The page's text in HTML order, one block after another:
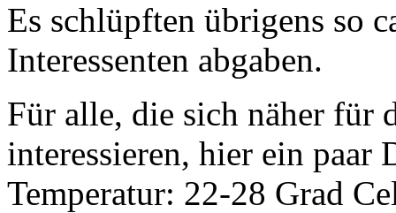
Es schlüpften übrigens so
Interessenten abgaben.
Für alle, die sich näher für
interessieren, hier ein paar
Temperatur: 22-28 Grad